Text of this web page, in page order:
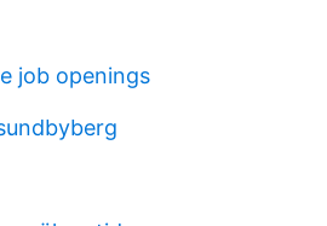
job openings